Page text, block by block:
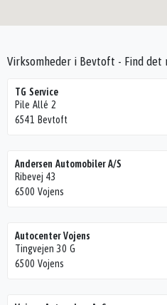
TG Service
Pile Allé 2
6541 Bevtoft
Andersen Automobiler A/S
Ribevej 43
6500 Vojens
Autocenter Vojens
Tingvejen 30 G
6500 Vojens